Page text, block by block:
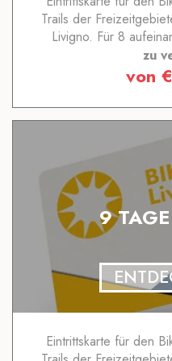
Trails der
Livigno. Für 8
zu
von €
9
Eintrittskarte für den